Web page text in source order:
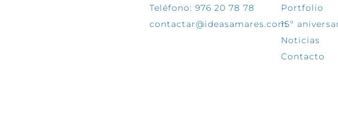
Teléfono: 976 20 78 78
contactar@ideasamares.com
Portfolio
15º
Noticias
Contacto